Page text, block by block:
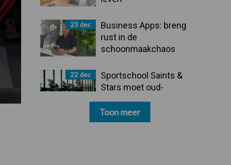
23 dec
Business Apps: breng
rust in de
schoonmaakchaos
22 dec
Sportschool Saints &
Stars moet oud-
betalen
Toon meer